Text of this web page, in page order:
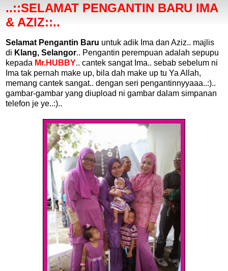
..::SELAMAT PENGANTIN BARU IMA
& AZIZ::..
Selamat Pengantin Baru untuk adik Ima dan Aziz.. majlis
di Klang, Selangor.. Pengantin perempuan adalah sepupu
kepada Mr.HUBBY.. cantek sangat Ima.. sebab sebelum ni
Ima tak pernah make up, bila dah make up tu Ya Allah,
memang cantek sangat.. dengan seri pengantinnyyaaa..:)..
gambar-gambar yang diupload ni gambar dalam simpanan
telefon je ye..:)..